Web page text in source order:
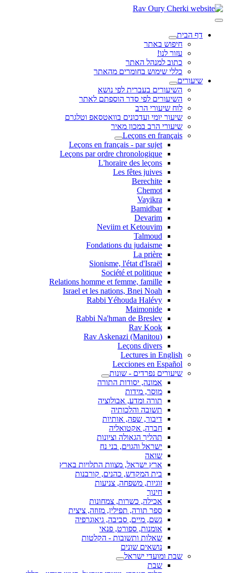
דף הבית
חיפוש באתר
עזור לנו!
כתוב למנהל האתר
כללי שימוש בחומרים מהאתר
שיעורים
השיעורים בעברית לפי נושא
השיעורים לפי סדר הוספתם לאתר
לוח שיעורי הרב
שיעור יומי ועדכונים בוואטסאפ וטלגרם
שיעורי הרב במכון מאיר
Leçons en français
Leçons en français - par sujet
Leçons par ordre chronologique
L'horaire des leçons
Les fêtes juives
Berechite
Chemot
Vayikra
Bamidbar
Devarim
Neviim et Ketouvim
Talmoud
Fondations du judaisme
La prière
Sionisme, l'état d'Israël
Société et politique
Relations homme et femme, famille
Israel et les nations, Bnei Noah
Rabbi Yéhouda Halévy
Maimonide
Rabbi Na'hman de Breslev
Rav Kook
(Rav Askenazi (Manitou
Leçons divers
Lectures in English
Lecciones en Español
שיעורים נפרדים - שונות
אמונה, יסודות התורה
מוסר, מידות
תורה ומדע, אבולוציה
תשובה והלכותיה
דיבור, שפה, אותיות
חברה, אקטואליה
תהליך הגאולה וציונות
ישראל והגוים, בני נח
שואה
ארץ ישראל, מצוות התלויות בארץ
בית המקדש, כהנים, קורבנות
זוגיות, משפחה, צניעות
חינוך
אכילה, כשרות, צמחונות
ספר תורה, תפילין, מזוזה, ציצית
גשם, מיים, סביבה, גיאוגרפיה
אומנות, ספורט, פנאי
שאלות ותשובות - הקלטות
נושאים שונים
שבת ומועדי ישראל
שבת